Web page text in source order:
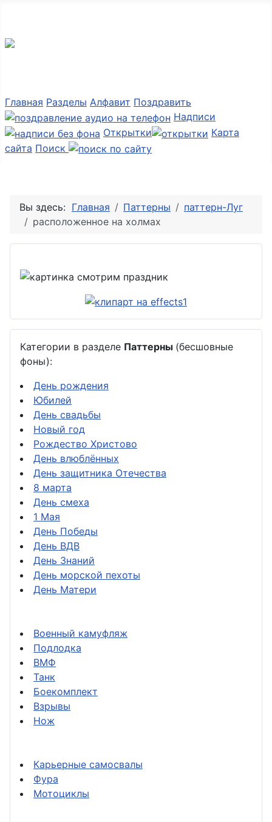
Главная Разделы Алфавит Поздравить
Надписи
Открытки
Карта
сайта Поиск
Вы здесь: Главная Паттерны
паттерн-Луг
расположенное на холмах
Категории в разделе Паттерны (бесшовные
фоны):
День рождения
Юбилей
День свадьбы
Новый год
Рождество Христово
День влюблённых
День защитника Отечества
8 марта
День смеха
1 Мая
День Победы
День ВДВ
День Знаний
День морской пехоты
День Матери
Военный камуфляж
Подлодка
ВМФ
Танк
Боекомплект
Взрывы
Нож
Карьерные самосвалы
Фура
Мотоциклы